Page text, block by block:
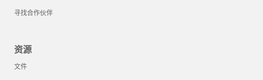
寻找合作伙伴
资源
文件